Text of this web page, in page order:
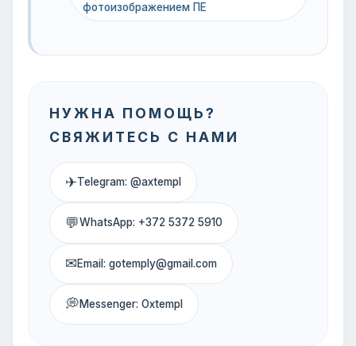
фотоизображением ПЕ
НУЖНА ПОМОЩЬ?
СВЯЖИТЕСЬ С НАМИ
✈Telegram: @axtempl
💬WhatsApp: +372 5372 5910
✉Email: gotemply@gmail.com
💭Messenger: Oxtempl